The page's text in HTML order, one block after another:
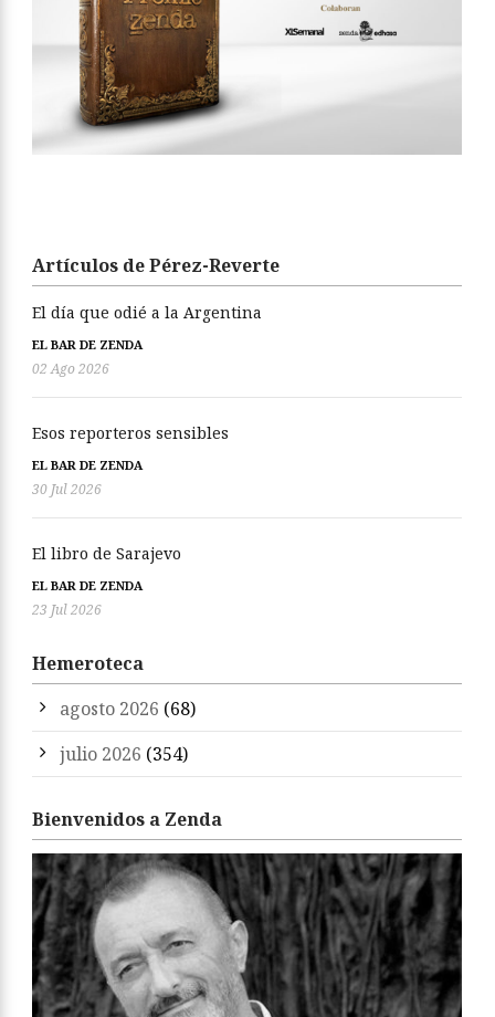
Artículos de Pérez-Reverte
El día que odié a la Argentina
EL BAR DE ZENDA
02 Ago 2026
Esos reporteros sensibles
EL BAR DE ZENDA
30 Jul 2026
El libro de Sarajevo
EL BAR DE ZENDA
23 Jul 2026
Hemeroteca
agosto 2026 (68)
julio 2026 (354)
Bienvenidos a Zenda